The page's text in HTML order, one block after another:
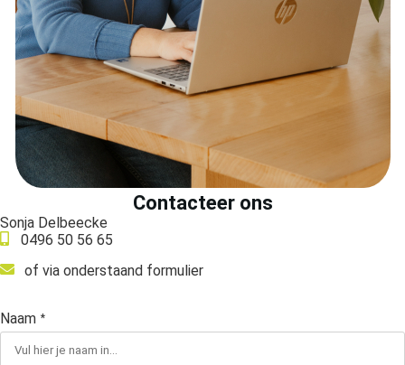
Contacteer ons
Sonja Delbeecke
0496 50 56 65
of via onderstaand formulier
Naam *
de
Hierdoor
website-
van